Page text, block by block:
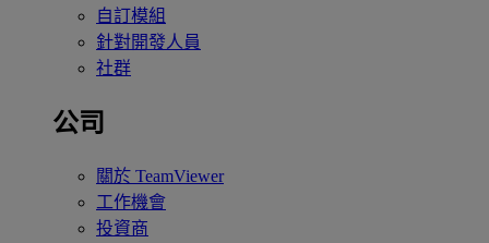
自訂模組
針對開發人員
社群
公司
關於 TeamViewer
工作機會
投資商